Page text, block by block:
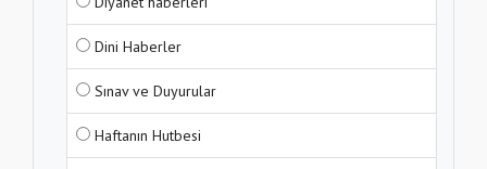
Dini Haberler
Sınav ve Duyurular
Haftanın Hutbesi